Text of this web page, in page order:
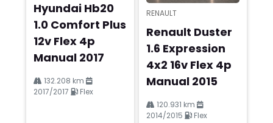
Hyundai Hb20
1.0 Comfort Plus
12v Flex 4p
Manual 2017
132.208 km
2017/2017
Flex
RENAULT
Renault Duster
1.6 Expression
4x2 16v Flex 4p
Manual 2015
120.931 km
2014/2015
Flex